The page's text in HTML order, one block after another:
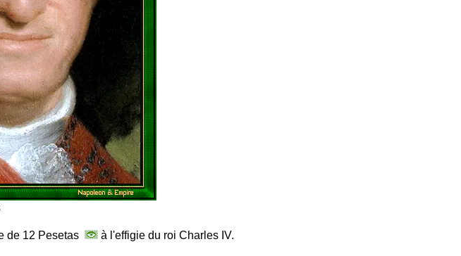
de 12 Pesetas à l'effigie du roi Charles IV.